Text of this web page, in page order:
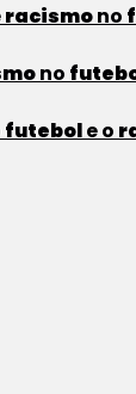
racismono
no
futebole o